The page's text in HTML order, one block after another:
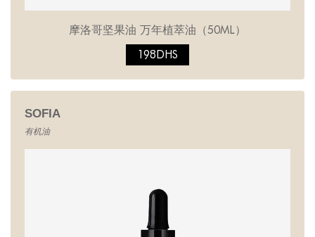
摩洛哥坚果油 万年植萃油（50ML）
198DHS
SOFIA
有机油